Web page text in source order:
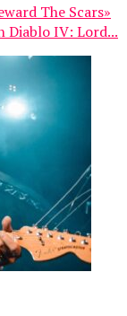
The Scars»
Diablo IV: Lord...